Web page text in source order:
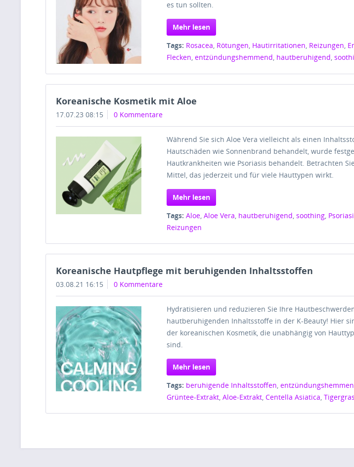
es tun sollten.
Mehr lesen
Tags: Rosacea, Rötungen, Hautirritationen, Reizungen,
Flecken,entzündungshemmend, hautberuhigend,
Koreanische Kosmetik mit Aloe
17.07.23 08:15 0 Kommentare
Während Sie sich Aloe Vera vielleicht als einen
Hautschäden wie Sonnenbrand behandelt, wurde
Hautkrankheiten wie Psoriasis behandelt. Betrachten
Mittel, das jederzeit und für viele Hauttypen wirkt.
Mehr lesen
Tags: Aloe ,Aloe Vera hautberuhigend ,soothing
Reizungen
Koreanische Hautpflege mit beruhigenden Inhaltsstoffen
03.08.21 16:15 0 Kommentare
Hydratisieren und reduzieren Sie Ihre
hautberuhigenden Inhaltsstoffe in der K-Beauty! Hier
der koreanischen Kosmetik, die unabhängig von
sind.
Mehr lesen
Tags: beruhigende Inhaltsstoffen ,
Grüntee-Extrakt ,Aloe-Extrakt ,Centella Asiatica ,Tigergras